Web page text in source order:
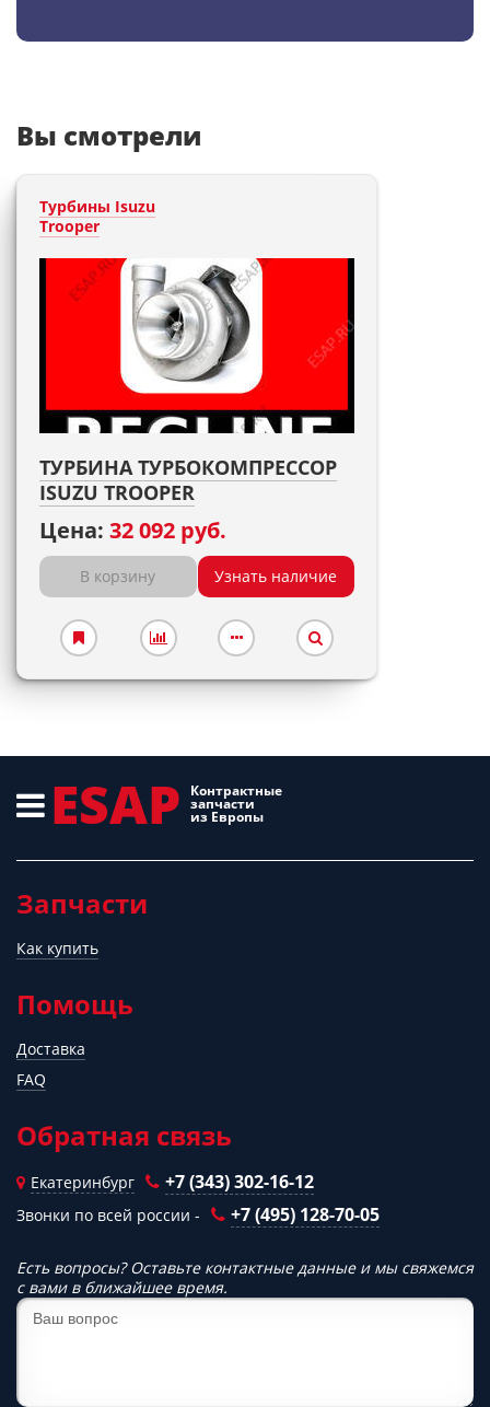
Вы смотрели
Турбины Isuzu
Trooper
ТУРБИНА ТУРБОКОМПРЕССОР
ISUZU TROOPER
Цена: 32 092 руб.
В корзину Узнать наличие
ESAP Контрактные
запчасти
из Европы
Запчасти
Как купить
Помощь
Доставка
FAQ
Обратная связь
Екатеринбург +7 (343) 302-16-12
Звонки по всей россии - +7 (495) 128-70-05
Есть вопросы? Оставьте контактные данные и мы свяжемся
с вами в ближайшее время.